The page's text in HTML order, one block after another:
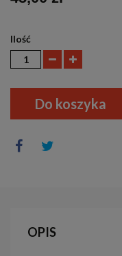
Ilość
Do koszyka
OPIS